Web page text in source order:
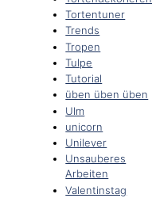
Tortentuner
Trends
Tropen
Tulpe
Tutorial
üben üben üben
Ulm
unicorn
Unilever
Unsauberes
Arbeiten
Valentinstag